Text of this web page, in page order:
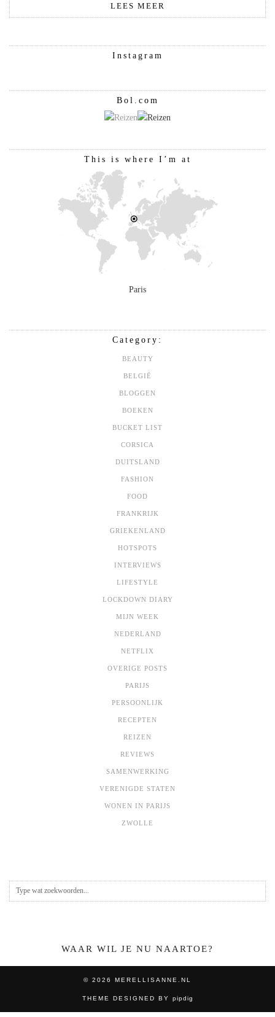
LEES MEER
Instagram
Bol.com
This is where I’m at
Paris
Category:
BEAUTY
BELGIË
BLOGGEN
BOEKEN
BUCKET LIST
CORSICA
DUITSLAND
FASHION
FOOD
FRANKRIJK
GRIEKENLAND
HOTSPOTS
INTERVIEWS
LIFESTYLE
LOCKDOWN DIARY
MIJN WEEK
NEDERLAND
NETFLIX
OVERIGE POSTS
PARIJS
PERSOONLIJK
RECEPTEN
REIZEN
REVIEWS
SAMENWERKING
VERENIGDE STATEN
WONEN IN PARIJS
ZWOLLE
WAAR WIL JE NU NAARTOE?
© 2026 MERELLISANNE.NL
THEME DESIGNED BY pipdig